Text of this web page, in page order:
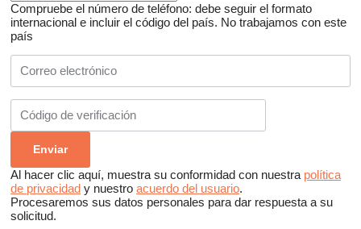
Compruebe el número de teléfono: debe seguir el formato
internacional e incluir el código del país. No trabajamos con este
país
Al hacer clic aquí, muestra su conformidad con nuestra política
de privacidad y nuestro acuerdo del usuario.
Procesaremos sus datos personales para dar respuesta a su
solicitud.